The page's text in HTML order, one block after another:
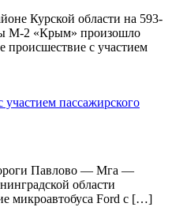
Курской области на 593-
М-2 «Крым» произошло
происшествие с участием
пассажирского
Павлово — Мга —
области
микроавтобуса Ford с […]